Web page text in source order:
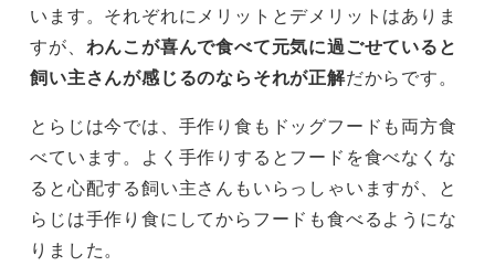
います。それぞれにメリットとデメリットはありま
すが、 わんこが喜んで食べて元気に過ごせていると
飼い主さんが感じるのならそれが正解だからです。
とらじは今では、手作り食もドッグフードも両方食
べています。よく手作りするとフードを食べなくな
ると心配する飼い主さんもいらっしゃいますが、と
らじは手作り食にしてからフードも食べるようにな
りました。